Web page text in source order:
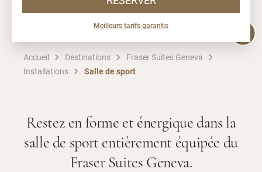
Meilleurs tarifs garantis
Accueil Destinations
Fraser Suites Geneva
Installations
Salle de sport
Restez en forme et énergique dans la
salle de sport entièrement équipée du
Fraser Suites Geneva.